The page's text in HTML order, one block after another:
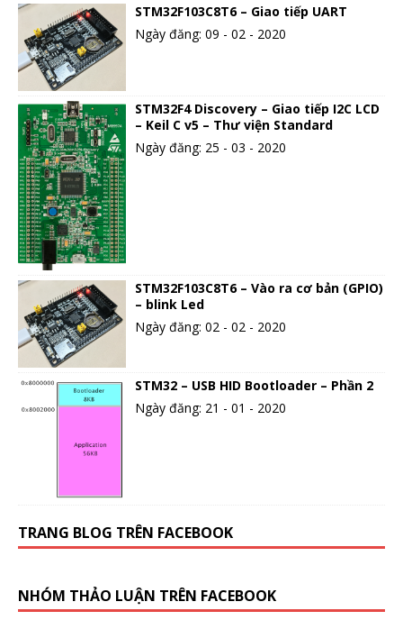
STM32F103C8T6 – Giao tiếp UART
Ngày đăng: 09 - 02 - 2020
STM32F4 Discovery – Giao tiếp I2C LCD
– Keil C v5 – Thư viện Standard
Ngày đăng: 25 - 03 - 2020
STM32F103C8T6 – Vào ra cơ bản (GPIO)
– blink Led
Ngày đăng: 02 - 02 - 2020
STM32 – USB HID Bootloader – Phần 2
Ngày đăng: 21 - 01 - 2020
TRANG BLOG TRÊN FACEBOOK
NHÓM THẢO LUẬN TRÊN FACEBOOK